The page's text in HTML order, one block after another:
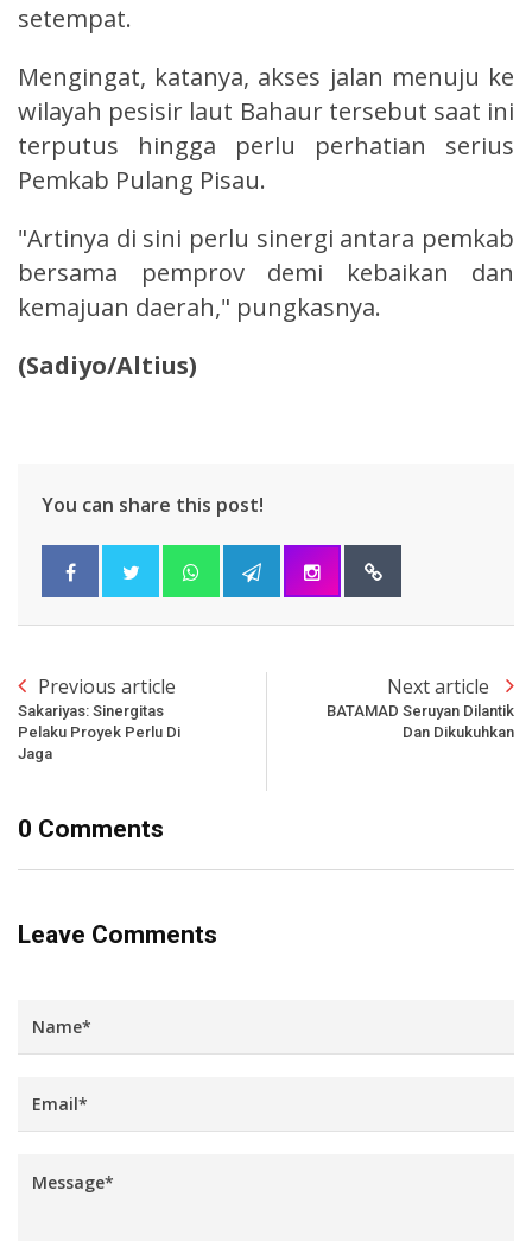
setempat.
Mengingat, katanya, akses jalan menuju ke
wilayah pesisir laut Bahaur tersebut saat ini
terputus hingga perlu perhatian serius
Pemkab Pulang Pisau.
"Artinya di sini perlu sinergi antara pemkab
bersama pemprov demi kebaikan dan
kemajuan daerah," pungkasnya.
(Sadiyo/Altius)
You can share this post!
Previous article
Sakariyas: Sinergitas
Pelaku Proyek Perlu Di
Jaga
Next article
BATAMAD Seruyan Dilantik
Dan Dikukuhkan
0 Comments
Leave Comments